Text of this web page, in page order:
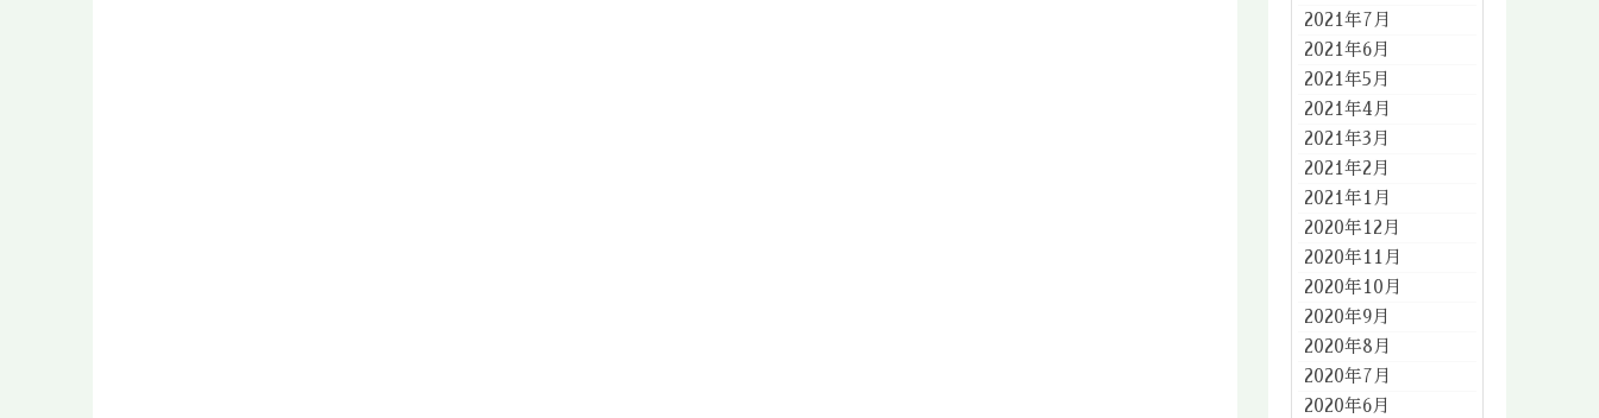
2021年7月
2021年6月
2021年5月
2021年4月
2021年3月
2021年2月
2021年1月
2020年12月
2020年11月
2020年10月
2020年9月
2020年8月
2020年7月
2020年6月